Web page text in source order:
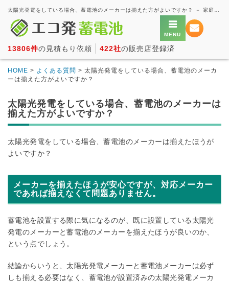
13806件の見積もり依頼 422社の販売店登録済
HOME > よくある質問 > 太陽光発電をしている場合、蓄電池のメーカ
ーは揃えた方がよいですか？
太陽光発電をしている場合、蓄電池のメーカーは
揃えた方がよいですか？
太陽光発電をしている場合、蓄電池のメーカーは揃えたほうが
よいですか？
メーカーを揃えたほうが安心ですが、対応メーカー
であれば揃えなくて問題ありません。
蓄電池を設置する際に気になるのが、既に設置している太陽光
発電のメーカーと蓄電池のメーカーを揃えたほうが良いのか、
という点でしょう。
結論からいうと、太陽光発電メーカーと蓄電池メーカーは必ず
しも揃える必要はなく、蓄電池が設置済みの太陽光発電メーカ